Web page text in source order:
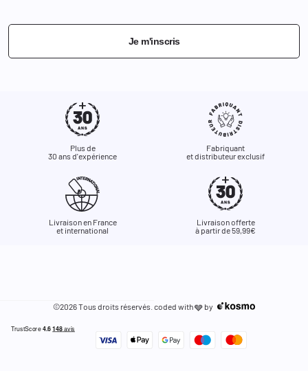
Je m'inscris
Plus de
30 ans d'expérience
Fabriquant
et distributeur exclusif
Livraison en France
et international
Livraison offerte
à partir de 59,99€
©2026 Tous droits réservés. coded with🩶 by